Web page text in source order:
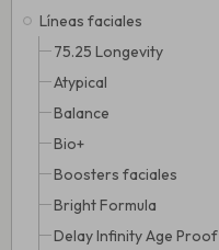
Líneas faciales
75.25 Longevity
Atypical
Balance
Bio+
Boosters faciales
Bright Formula
Delay Infinity Age Proof